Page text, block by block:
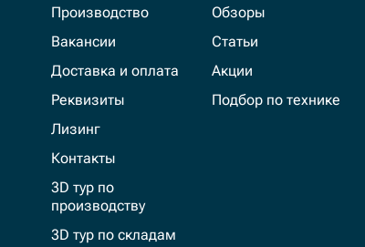
Производство
Вакансии
Доставка и оплата
Реквизиты
Лизинг
Контакты
3D тур по
производству
3D тур по складам
Обзоры
Статьи
Акции
Подбор по технике